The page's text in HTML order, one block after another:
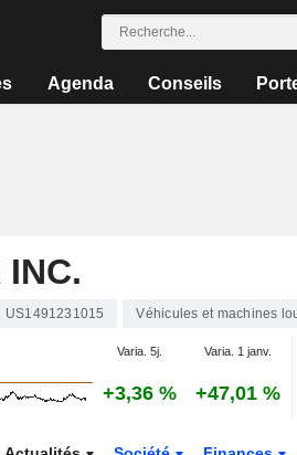
Agenda Conseils
US1491231015 Véhicules et machines
Varia. 5j. Varia. 1 janv.
+3,36 % +47,01 %